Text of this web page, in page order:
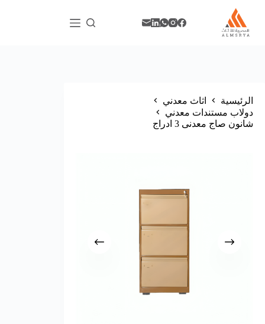
الرئيسية
اثاث معدني
دولاب مستندات معدني
شانون صاج معدنى 3 ادراج